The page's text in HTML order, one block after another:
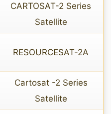
CARTOSAT-2 Series
Satellite
RESOURCESAT-2A
Cartosat -2 Series
Satellite